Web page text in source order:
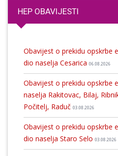
HEP OBAVIJESTI
Obavijest o prekidu opskrbe
dio naselja Cesarica 06.08.2026
Obavijest o prekidu opskrbe
naselja Rakitovac, Bilaj,
Počitelj, Raduč 03.08.2026
Obavijest o prekidu opskrbe
dio naselja Staro Selo 03.08.2026